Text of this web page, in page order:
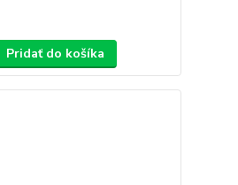
Pridať do košíka